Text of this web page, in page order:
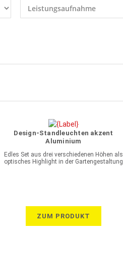
Design-Standleuchten akzent
Aluminium
Edles Set aus drei verschiedenen Höhen als
optisches Highlight in der Gartengestaltung
ZUM PRODUKT